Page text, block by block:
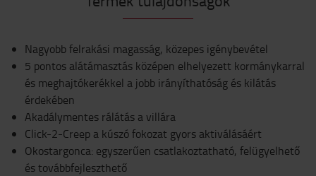
Nagyobb felrakási magasság, közepes igénybevétel
5 pontos alátámasztás középen elhelyezett kormánykarral
és meghajtókerékkel a jobb irányíthatóság és kilátás
érdekében
Akadálymentes rálátás a villára
Click-2-Creep a kúszó fokozat gyors aktiválásáért
Okostargonca: egyszerűen csatlakoztatható, felügyelhető
és továbbfejleszthető